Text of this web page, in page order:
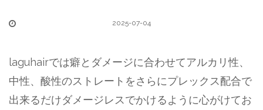
2025-07-04
laguhairでは癖とダメージに合わせてアルカリ性、
中性、酸性のストレートをさらにプレックス配合で
出来るだけダメージレスでかけるように心がけてお